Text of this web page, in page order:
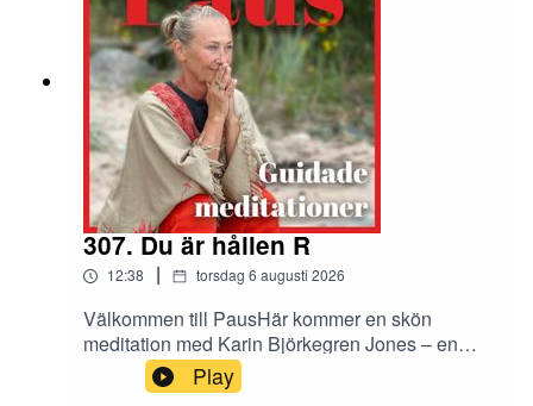
307. Du är hållen R
12:38 | torsdag 6 augusti 2026
Välkommen till PausHär kommer en skön
meditation med Karin Björkegren Jones – en
stund för dig att stanna upp, andas och landa i
dig själv. Oavsett hur dagen har varit får du här
Play